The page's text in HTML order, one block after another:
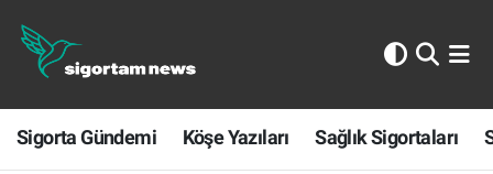
Sigorta Gündemi Köşe Yazıları Sağlık Sigortaları
Sigorta Gündemi
Köşe Yazıları